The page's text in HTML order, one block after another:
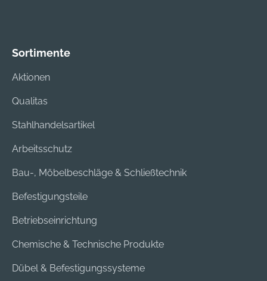
Sortimente
Aktionen
Qualitas
Stahlhandelsartikel
Arbeitsschutz
Bau-, Möbelbeschläge & Schließtechnik
Befestigungsteile
Betriebseinrichtung
Chemische & Technische Produkte
Dübel & Befestigungssysteme